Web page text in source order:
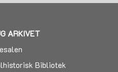
ARKIVET
Bibliotek